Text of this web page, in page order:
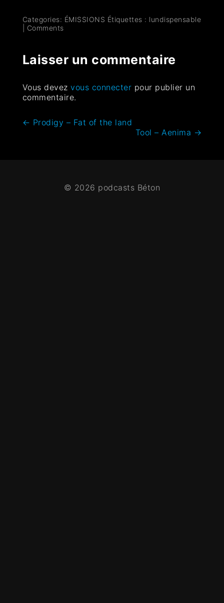
Categories: ÉMISSIONS Étiquettes : lundispensable
Comments
Laisser un commentaire
Vous devezvous connecter pour publier un
commentaire.
← Prodigy – Fat of the land
Tool – Aenima →
© 2026 podcasts Béton